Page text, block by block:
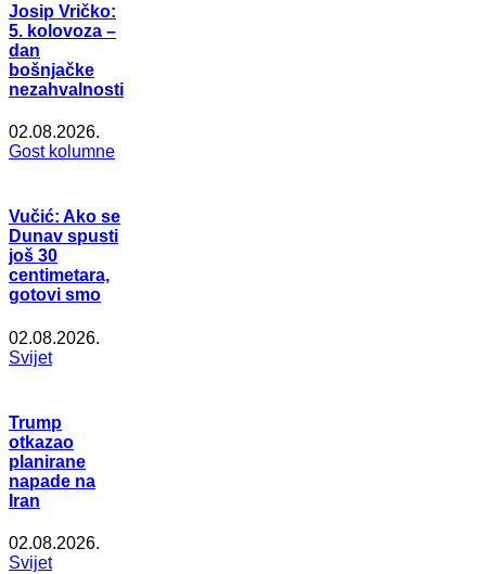
Josip Vričko:
5. kolovoza –
dan
bošnjačke
nezahvalnosti
02.08.2026.
Gost kolumne
Vučić: Ako se
Dunav spusti
još 30
centimetara,
gotovi smo
02.08.2026.
Svijet
Trump
otkazao
planirane
napade na
Iran
02.08.2026.
Svijet